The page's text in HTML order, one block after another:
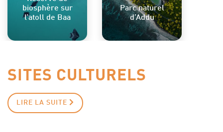
biosphère sur
l’atoll de Baa
Parc naturel
d’Addu
SITES CULTURELS
LIRE LA SUITE